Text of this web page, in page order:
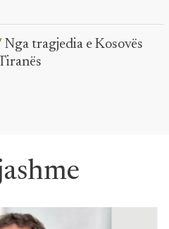
Nga tragjedia e Kosovës